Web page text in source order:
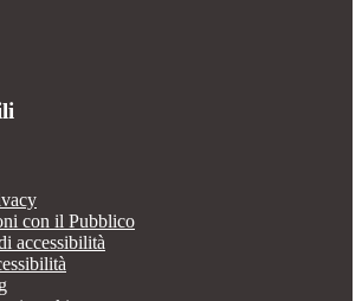
con il Pubblico
accessibilità